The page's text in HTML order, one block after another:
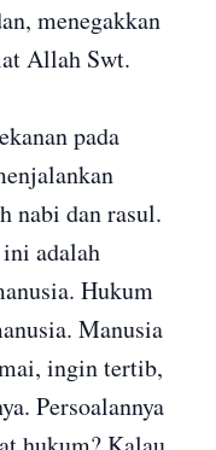
menegakkan
Allah Swt.
pada
nabi dan rasul.
adalah
Hukum
Manusia
ingin tertib,
Persoalannya